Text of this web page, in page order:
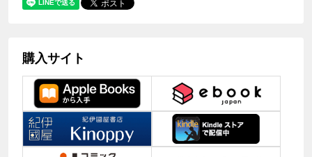
購入サイト